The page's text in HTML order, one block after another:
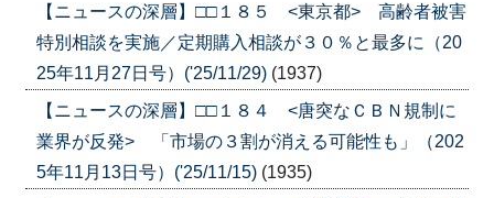
【ニュースの深層】□□１８５ <東京都> 高齢者被害
特別相談を実施／定期購入相談が３０％と最多に（20
25年11月27日号）('25/11/29) (1937)
【ニュースの深層】□□１８４ <唐突なＣＢＮ規制に
業界が反発> 「市場の３割が消える可能性も」（202
5年11月13日号）('25/11/15) (1935)